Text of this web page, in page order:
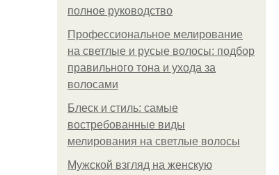
полное руководство
Профессиональное мелирование
на светлые и русые волосы: подбор
правильного тона и ухода за
волосами
Блеск и стиль: самые
востребованные виды
мелирования на светлые волосы
Мужской взгляд на женскую